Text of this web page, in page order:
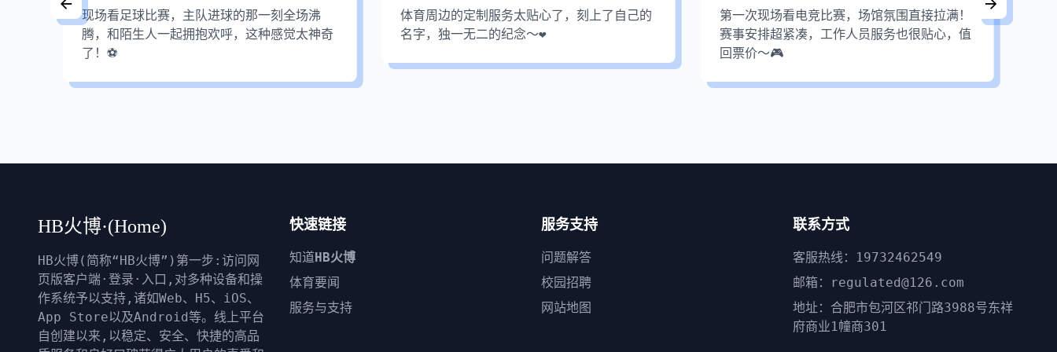
现场看足球比赛，主队进球的那一刻全场沸
腾，和陌生人一起拥抱欢呼，这种感觉太神奇
了！⚽
体育周边的定制服务太贴心了，刻上了自己的
名字，独一无二的纪念～❤️
第一次现场看电竞比赛，场馆氛围直接拉满！
赛事安排超紧凑，工作人员服务也很贴心，值
回票价～🎮
HB火博·(Home)
HB火博(简称“HB火博”)第一步:访问网
页版客户端·登录·入口,对多种设备和操
作系统予以支持,诸如Web、H5、iOS、
App Store以及Android等。线上平台
自创建以来,以稳定、安全、快捷的高品
快速链接
知道HB火博
体育要闻
服务与支持
服务支持
问题解答
校园招聘
网站地图
联系方式
客服热线：19732462549
邮箱：regulated@126.com
地址：合肥市包河区祁门路3988号东祥
府商业1幢商301